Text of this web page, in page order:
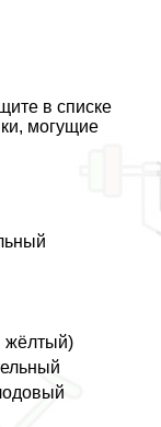
в списке
могущие
жёлтый)